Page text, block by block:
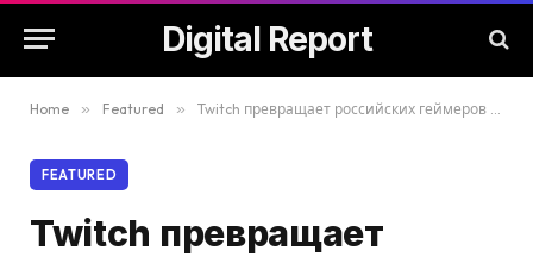
Digital Report
Home » Featured » Twitch превращает российских геймеров в заложников технологических войн
FEATURED
Twitch превращает